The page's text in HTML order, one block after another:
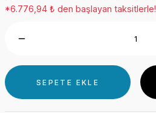
*6.776,94 ₺ den başlayan taksitlerle!
SEPETE EKLE